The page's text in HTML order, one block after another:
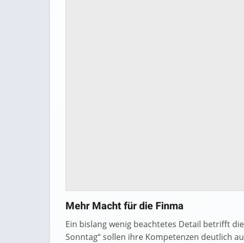
Mehr Macht für die Finma
Ein bislang wenig beachtetes Detail betrifft
Sonntag“ sollen ihre Kompetenzen deutlich